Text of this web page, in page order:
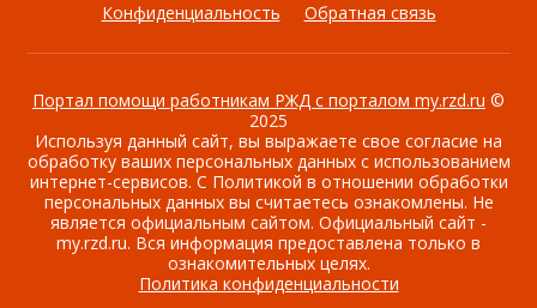
Конфиденциальность
Обратная связь
Портал помощи работникам РЖД с порталом my.rzd.ru ©
2025
Используя данный сайт, вы выражаете свое согласие на
обработку ваших персональных данных с использованием
интернет-сервисов. С Политикой в отношении обработки
персональных данных вы считаетесь ознакомлены. Не
является официальным сайтом. Официальный сайт -
my.rzd.ru. Вся информация предоставлена только в
ознакомительных целях.
Политика конфиденциальности